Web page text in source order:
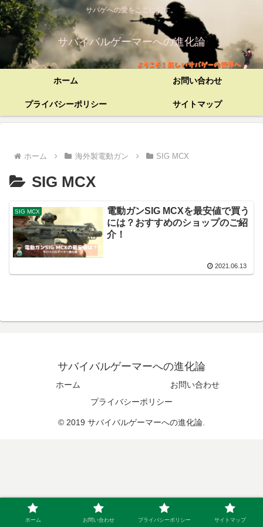
サバゲへの愛をここに記す。
サバイバルゲーマーへの進化論
ホーム お問い合わせ
プライバシーポリシー サイトマップ
ホーム 海外製電動ガン SIG MCX
SIG MCX
SIG MCX
電動ガンSIG MCXを最安値で買う
には？おすすめのショップのご紹
介！
2021.06.13
サバイバルゲーマーへの進化論
ホーム
お問い合わせ
プライバシーポリシー
© 2019 サバイバルゲーマーへの進化論.
ホーム お問い合わせ プライバシーポリシー サイトマップ